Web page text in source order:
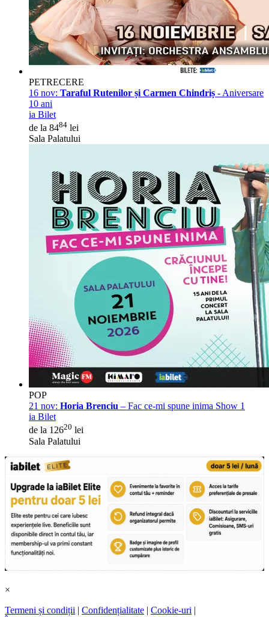
PETRECERE
16 nov: Taraful Rutenilor și Carmen Chindriș - Aniversare
10 ani
ia Bilet
de la 8484 lei
Sala Palatului
POP
21 nov: Horia Brenciu – Fac ce-mi spune inima Show 1
ia Bilet
de la 12620 lei
Sala Palatului
×
Termeni și condiții | Confidențialitate | Cookie-uri |